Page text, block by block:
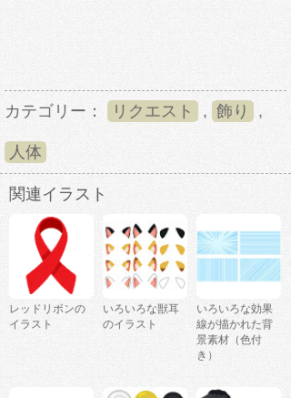
カテゴリー： リクエスト , 飾り ,
人体
関連イラスト
レッドリボンの
イラスト
いろいろな獣耳
のイラスト
いろいろな効果
線が描かれた背
景素材（色付
き）